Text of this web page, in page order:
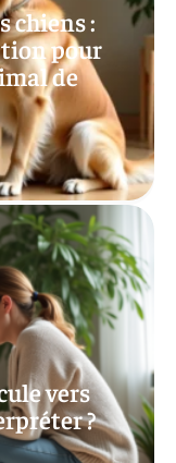
chiens :
pour
de
vers
?